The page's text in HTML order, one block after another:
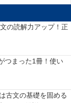
の読解力アップ！正
つまった1冊！使い
古文の基礎を固める